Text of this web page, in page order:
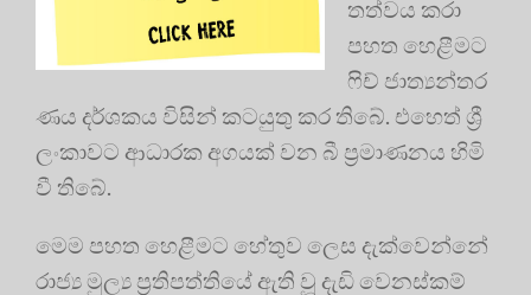
තත්වය කරා
පහත හෙළීමට
ෆිච් ජාත්‍යන්තර
ණය දර්ශකය විසින් කටයුතු කර තිබේ. එහෙත් ශ්‍රී
ලංකාවට ආධාරක අගයක් වන බී ප්‍රමාණනය හිමි
වී තිබේ.
මෙම පහත හෙළීමට හේතුව ලෙස දැක්වෙන්නේ
රාජ්‍ය මුල්‍ය ප්‍රතිපත්තියේ ඇති වූ දැඩි වෙනස්කම්